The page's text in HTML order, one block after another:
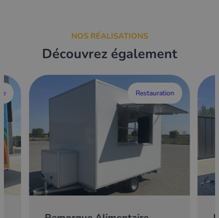
NOS RÉALISATIONS
Découvrez également
Restauration